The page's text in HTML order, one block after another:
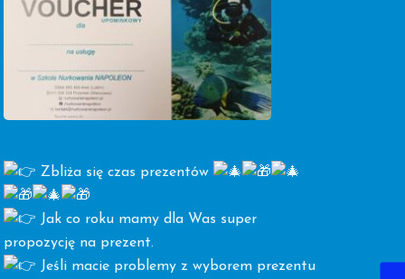
Zbliża się czas prezentów
Jak co roku mamy dla Was super
propozycję na prezent.
Jeśli macie problemy z wyborem prezentu